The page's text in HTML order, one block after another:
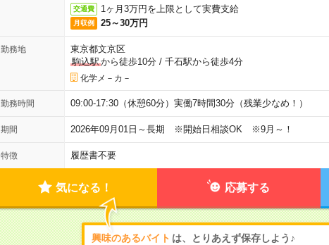
交通費 1ヶ月3万円を上限として実費支給
月収例 25～30万円
勤務地
東京都文京区
駒込駅から徒歩10分/ 千石駅から徒歩4分
化学メ－カ－
勤務時間 09:00-17:30（休憩60分）実働7時間30分（残業少なめ！）
期間 2026年09月01日～長期 ※開始日相談OK ※9月～！
特徴 履歴書不要
気になる！ 応募する
興味のあるバイト は、とりあえず保存しよう♪